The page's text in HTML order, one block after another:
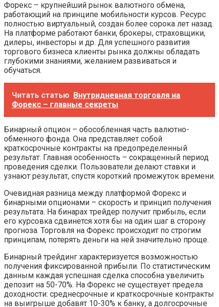
Форекс – крупнейший рынок валютного обмена,
работающий на принципе мобильности курсов. Ресурс
полностью виртуальный, создан более сорока лет назад.
На платформе работают банки, брокеры, страховщики,
дилеры, инвесторы и др. Для успешного развития
торгового бизнеса клиенты рынка должны обладать
глубокими знаниями, желанием развиваться и
обучаться.
Читать статью Внутридневная торговля на
Форекс – главные секреты
Бинарный опцион – обособленная часть валютно-
обменного фонда. Она представляет собой
краткосрочные контракты на предопределенный
результат. Главная особенность – сокращенный период
проведения сделки. Пользователи делают ставки и
узнают результат, спустя короткий промежуток времени.
Очевидная разница между платформой Форекс и
бинарными опционами – скорость и принцип получения
результата. На бинарах трейдер получит прибыль, если
его курсовка сдвинется хотя бы на один шаг в сторону
прогноза. Торговля на Форекс происходит по строгим
принципам, потерять деньги на ней значительно проще.
Бинарный трейдинг характеризуется возможностью
получения фиксированной прибыли. По статистическим
данным каждая успешная сделка способна увеличить
депозит на 50-70%. На Форекс не существует предела
доходности: среднесрочные и краткосрочные контракты
на выигрыше добавят 10-30% к банку, а долгосрочные